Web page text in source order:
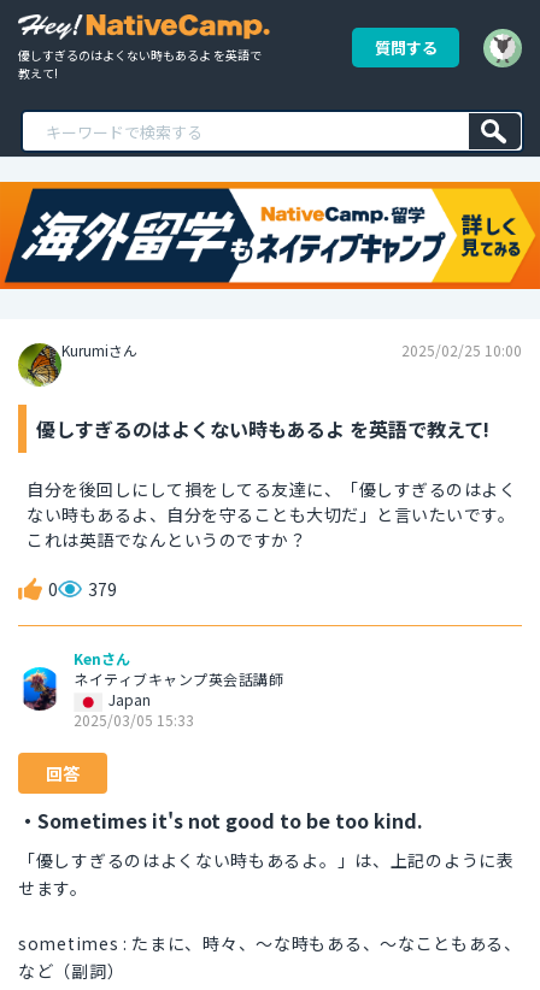
優しすぎるのはよくない時もあるよ を英語で
教えて!
質問する
Kurumiさん 2025/02/25 10:00
優しすぎるのはよくない時もあるよ を英語で教えて!
自分を後回しにして損をしてる友達に、「優しすぎるのはよく
ない時もあるよ、自分を守ることも大切だ」と言いたいです。
これは英語でなんというのですか？
0 379
Kenさん
ネイティブキャンプ英会話講師
Japan
2025/03/05 15:33
回答
・Sometimes it's not good to be too kind.
「優しすぎるのはよくない時もあるよ。」は、上記のように表
せます。
sometimes : たまに、時々、〜な時もある、〜なこともある、
など（副詞）